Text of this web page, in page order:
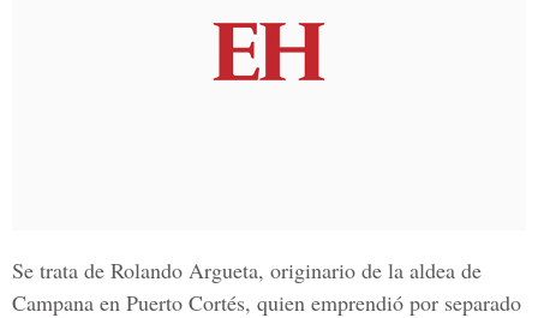
Se trata de Rolando Argueta, originario de la aldea de
Campana en Puerto Cortés, quien emprendió por separado